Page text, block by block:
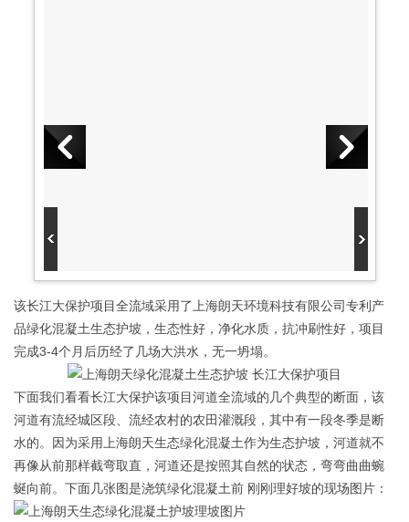
该长江大保护项目全流域采用了上海朗天环境科技有限公司专利产
品绿化混凝土生态护坡，生态性好，净化水质，抗冲刷性好，项目
完成3-4个月后历经了几场大洪水，无一坍塌。
下面我们看看长江大保护该项目河道全流域的几个典型的断面，该
河道有流经城区段、流经农村的农田灌溉段，其中有一段冬季是断
水的。因为采用上海朗天生态绿化混凝土作为生态护坡，河道就不
再像从前那样截弯取直，河道还是按照其自然的状态，弯弯曲曲蜿
蜒向前。下面几张图是浇筑绿化混凝土前 刚刚理好坡的现场图片：